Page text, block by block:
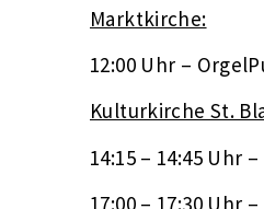
Marktkirche:
12:00 Uhr –
Kulturkirche St.
14:15 – 14:45 Uhr
17:00 – 17:30 Uhr